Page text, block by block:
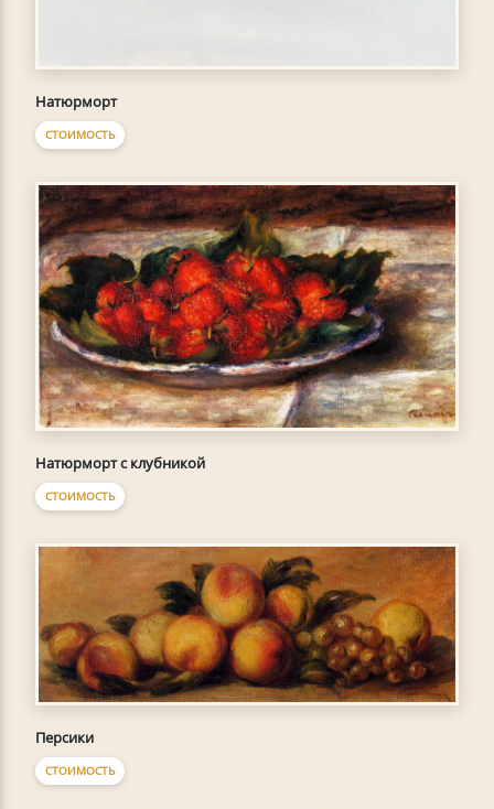
Натюрморт
СТОИМОСТЬ
Натюрморт с клубникой
СТОИМОСТЬ
Персики
СТОИМОСТЬ